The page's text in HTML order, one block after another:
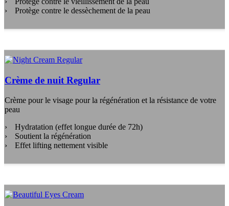
Protège contre le dessèchement de la peau
Crème de nuit Regular
Crème pour le visage pour la régénération et la résistance de votre
peau
Hydratation (effet longue durée de 72h)
Soutient la régénération
Effet lifting nettement visible